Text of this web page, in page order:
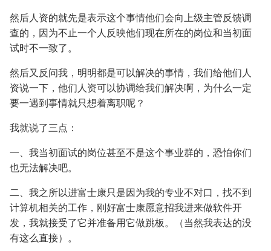
然后人资的就先是表示这个事情他们会向上级主管反馈调
查的，因为不止一个人反映他们现在所在的岗位和当初面
试时不一致了。
然后又反问我，明明都是可以解决的事情，我们给他们人
资说一下，他们人资可以协调给我们解决啊，为什么一定
要一遇到事情就只想着离职呢？
我就说了三点：
一、我当初面试的岗位甚至不是这个事业群的，恐怕你们
也无法解决吧。
二、我之所以进富士康只是因为我的专业不对口，找不到
计算机相关的工作，刚好富士康愿意招我进来做软件开
发，我就接受了它并准备用它做跳板。（当然我表达的没
有这么直接）。